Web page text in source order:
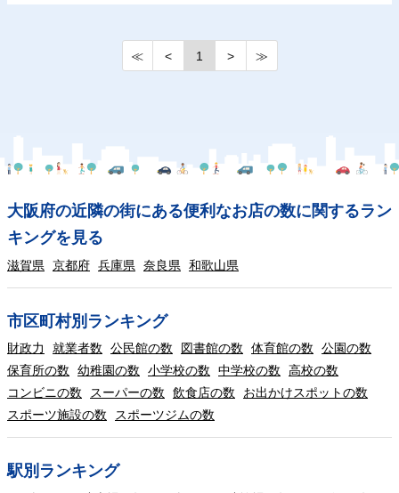
≪ < 1 > ≫
大阪府の近隣の街にある便利なお店の数に関するラン
キングを見る
滋賀県 京都府 兵庫県 奈良県 和歌山県
市区町村別ランキング
財政力 就業者数 公民館の数 図書館の数 体育館の数
公園の数
保育所の数
幼稚園の数 小学校の数 中学校の数
高校の数
コンビニの数
スーパーの数 飲食店の数
お出かけスポットの数
スポーツ施設の数
スポーツジムの数
駅別ランキング